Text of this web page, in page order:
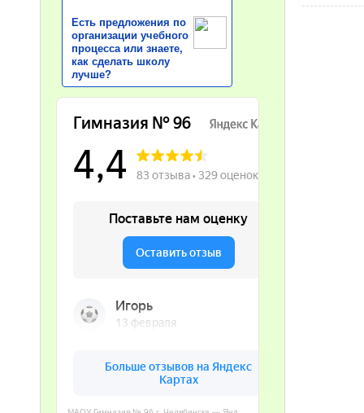
Есть предложения по
организации учебного
процесса или знаете,
как сделать школу
лучше?